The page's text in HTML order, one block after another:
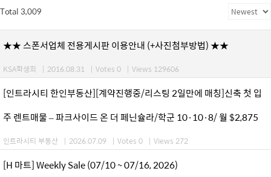
Total 3,009
★★ 스폰서업체 전용게시판 이용안내 (+사진첨부방법) ★★
KSA학생회 | 2016.08.31 | Votes 0 | Views 129606
[인트라시티 한인부동산][계약진행중/리스팅 2일만에 매칭]신축 첫 입
주 렌트매물 – 파크사이드 온 더 페닌슐라/학군 10·10·8/ 월 $2,875
인트라시티 부동산 | 2026.07.09 | Votes 0 | Views 272
[H 마트] Weekly Sale (07/10 ~ 07/16, 2026)